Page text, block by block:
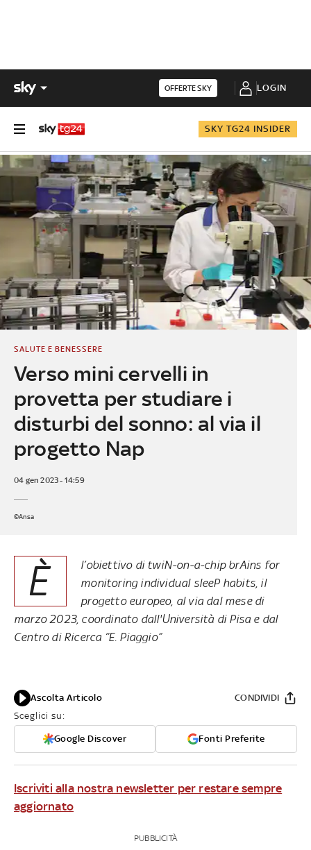
OFFERTE SKY LOGIN
SKY TG24 INSIDER
Verso mini cervelli in
provetta per studiare i
disturbi del sonno: al via il
progetto Nap
SALUTE E BENESSERE
04 gen 2023 - 14:59
©Ansa
È
l’obiettivo di twiN-on-a-chip brAins for
monitoring individual sleeP habits, il
progetto europeo, al via dal mese di
marzo 2023, coordinato dall'Università di Pisa e dal
Centro di Ricerca “E. Piaggio”
Ascolta Articolo
Sceglici su:
Google Discover Fonti Preferite
CONDIVIDI
Iscriviti alla nostra newsletter per restare sempre
aggiornato
PUBBLICITÀ